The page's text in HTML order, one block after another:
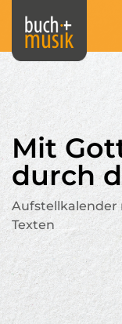
Mit
durch
Aufstellkalender
Texten